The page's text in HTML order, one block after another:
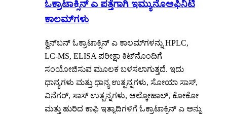
ಓಕ್ರಾಟಾಕ್ಸಿನ್ ಎ ಪತ್ತೆಗಾಗಿ ಇಮ್ಯುನೊಅಫಿನಿಟಿ
ಕಾಲಮ್‌ಗಳು
ಕ್ವಿನ್‌ಬನ್ ಓಕ್ರಾಟಾಕ್ಸಿನ್ ಎ ಕಾಲಮ್‌ಗಳನ್ನು HPLC,
LC-MS, ELISA ಪರೀಕ್ಷಾ ಕಿಟ್‌ನೊಂದಿಗೆ
ಸಂಯೋಜಿಸುವ ಮೂಲಕ ಬಳಸಲಾಗುತ್ತದೆ. ಇದು
ಧಾನ್ಯಗಳು ಮತ್ತು ಧಾನ್ಯ ಉತ್ಪನ್ನಗಳು, ಸೋಯಾ ಸಾಸ್,
ವಿನೆಗರ್, ಸಾಸ್ ಉತ್ಪನ್ನಗಳು, ಆಲ್ಕೋಹಾಲ್, ಕೋಕೋ
ಮತ್ತು ಹುರಿದ ಕಾಫಿ ಇತ್ಯಾದಿಗಳಿಗೆ ಓಕ್ರಾಟಾಕ್ಸಿನ್ ಎ ಅನ್ನು